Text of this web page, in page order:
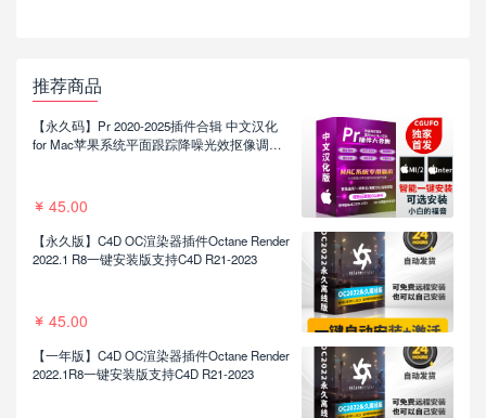
推荐商品
【永久码】Pr 2020-2025插件合辑 中文汉化
for Mac苹果系统平面跟踪降噪光效抠像调色
45.00
【永久版】C4D OC渲染器插件Octane Render
2022.1 R8一键安装版支持C4D R21-2023
45.00
【一年版】C4D OC渲染器插件Octane Render
2022.1R8一键安装版支持C4D R21-2023